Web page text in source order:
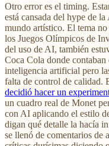
Otro error es el timing.
está cansada del hype de
mundo artístico. El tema
los Juegos Olímpicos de
del uso de AI, también
Coca Cola donde
inteligencia artificial pero
falta de control de calidad.
decidió hacer un
un cuadro real de Monet
con AI aplicando el estilo
digan qué detalle la hacía
se llenó de comentarios de